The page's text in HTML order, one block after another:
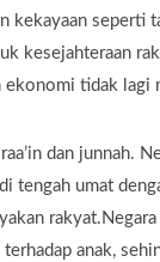
kekayaan seperti
kesejahteraan
tidak lagi
dan junnah.
tengah umat
anak,